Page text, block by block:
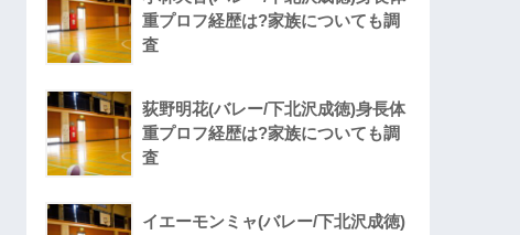
重プロフ経歴は?家族についても調
査
荻野明花(バレー/下北沢成徳)身長体
重プロフ経歴は?家族についても調
査
イエーモンミャ(バレー/下北沢成徳)